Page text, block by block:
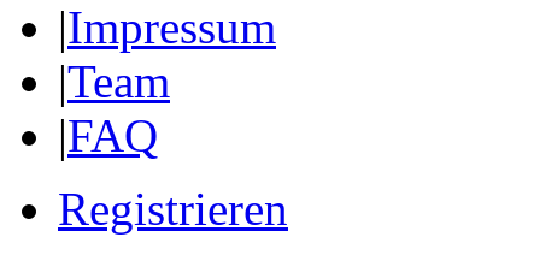
|Impressum
|Team
|FAQ
Registrieren